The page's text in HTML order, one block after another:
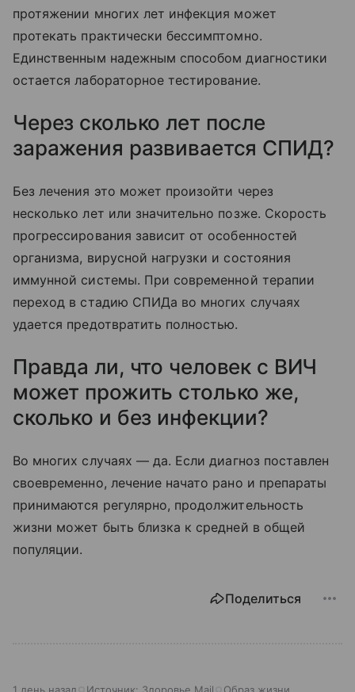
протяжении многих лет инфекция может
протекать практически бессимптомно.
Единственным надежным способом диагностики
остается лабораторное тестирование.
Через сколько лет после
заражения развивается СПИД?
Без лечения это может произойти через
несколько лет или значительно позже. Скорость
прогрессирования зависит от особенностей
организма, вирусной нагрузки и состояния
иммунной системы. При современной терапии
переход в стадию СПИДа во многих случаях
удается предотвратить полностью.
Правда ли, что человек с ВИЧ
может прожить столько же,
сколько и без инфекции?
Во многих случаях — да. Если диагноз поставлен
своевременно, лечение начато рано и препараты
принимаются регулярно, продолжительность
жизни может быть близка к средней в общей
популяции.
Поделиться
1 день назад Источник: Здоровье Mail Образ жизни